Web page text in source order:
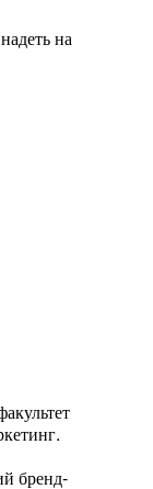
на
бренд-